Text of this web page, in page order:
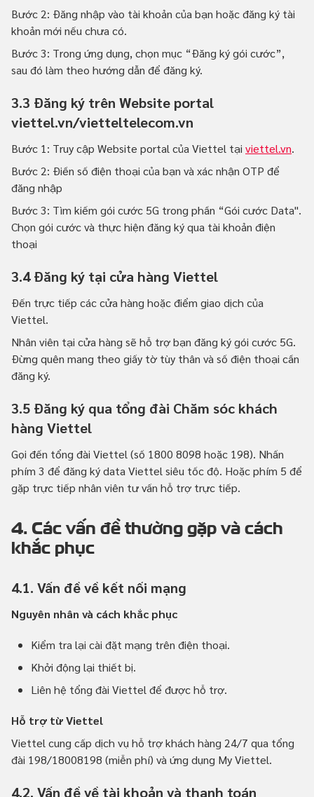
Bước 2: Đăng nhập vào tài khoản của bạn hoặc đăng ký tài
khoản mới nếu chưa có.
Bước 3: Trong ứng dụng, chọn mục “Đăng ký gói cước”,
sau đó làm theo hướng dẫn để đăng ký.
3.3 Đăng ký trên Website portal
viettel.vn/vietteltelecom.vn
Bước 1: Truy cập Website portal của Viettel tại viettel.vn.
Bước 2: Điền số điện thoại của bạn và xác nhận OTP để
đăng nhập
Bước 3: Tìm kiếm gói cước 5G trong phần “Gói cước Data".
Chọn gói cước và thực hiện đăng ký qua tài khoản điện
thoại
3.4 Đăng ký tại cửa hàng Viettel
Đến trực tiếp các cửa hàng hoặc điểm giao dịch của
Viettel.
Nhân viên tại cửa hàng sẽ hỗ trợ bạn đăng ký gói cước 5G.
Đừng quên mang theo giấy tờ tùy thân và số điện thoại cần
đăng ký.
3.5 Đăng ký qua tổng đài Chăm sóc khách
hàng Viettel
Gọi đến tổng đài Viettel (số 1800 8098 hoặc 198). Nhấn
phím 3 để đăng ký data Viettel siêu tốc độ. Hoặc phím 5 để
gặp trực tiếp nhân viên tư vấn hỗ trợ trực tiếp.
4. Các vấn đề thường gặp và cách
khắc phục
4.1. Vấn đề về kết nối mạng
Nguyên nhân và cách khắc phục
Kiểm tra lại cài đặt mạng trên điện thoại.
Khởi động lại thiết bị.
Liên hệ tổng đài Viettel để được hỗ trợ.
Hỗ trợ từ Viettel
Viettel cung cấp dịch vụ hỗ trợ khách hàng 24/7 qua tổng
đài 198/18008198 (miễn phí) và ứng dụng My Viettel.
4.2. Vấn đề về tài khoản và thanh toán